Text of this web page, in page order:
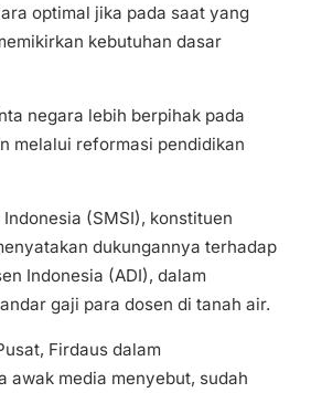
optimal jika pada saat yang
kebutuhan dasar
negara lebih berpihak pada
melalui reformasi pendidikan
(SMSI), konstituen
dukungannya terhadap
Indonesia (ADI), dalam
gaji para dosen di tanah air.
Firdaus dalam
awak media menyebut, sudah